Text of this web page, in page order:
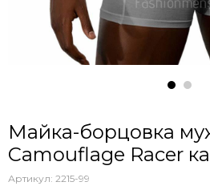
Майка-борцовка
Camouflage Racer
Артикул: 2215-99